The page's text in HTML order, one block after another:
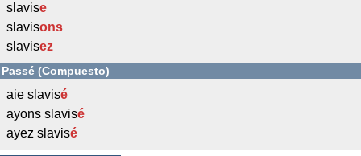
slavise
slavisons
slavisez
Passé (Compuesto)
aie slavisé
ayons slavisé
ayez slavisé